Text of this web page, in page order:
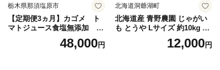
栃木県那須塩原市
【定期便3ヵ月】カゴメ ト
マトジュース食塩無添加 72
0ml PET×15本 1ケース 毎月
届く 3ヵ月 3回コース ns001-
48,000円
北海道洞爺湖町
北海道産 青野農園 じゃがい
も とうや Lサイズ 約10kg 20
26年10月初旬～12月下旬頃お
届け 先行予約 北海道 ジャガ
12,000円